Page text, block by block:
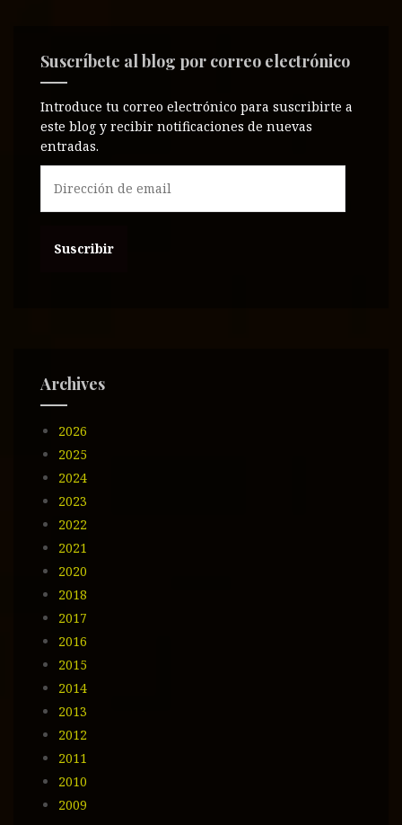
Suscríbete al blog por correo electrónico
Introduce tu correo electrónico para suscribirte a
este blog y recibir notificaciones de nuevas
entradas.
r
e
a
i
l
Archives
2026
2025
2024
2023
2022
2021
2020
2018
2017
2016
2015
2014
2013
2012
2011
2010
2009